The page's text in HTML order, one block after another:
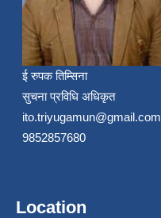
ई रुपक तिम्सिना
सुचना प्रविधि अधिकृत
ito.triyugamun@gmail.com
9852857680
Location